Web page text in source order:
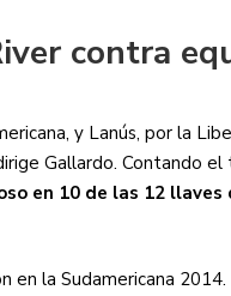
contra
y Lanús, por la
Gallardo. Contando
en 10 de las 12
en la Sudamericana